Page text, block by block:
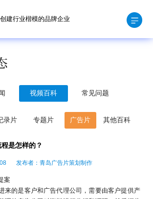
创建行业楷模的品牌企业
视频百科 常见问题
录片 专题片 广告片 其他百科
是怎样的？
发布者：青岛广告片策划制作
案
来的是客户和广告代理公司，需要由客户提供产